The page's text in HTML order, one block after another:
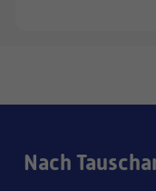
Nach